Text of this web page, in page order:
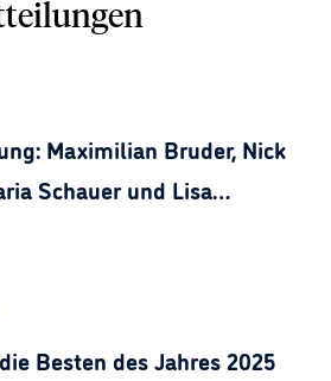
Maximilian Bruder, Nick
Schauer und Lisa
Besten des Jahres 2025